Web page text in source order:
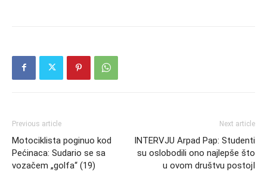
Previous article
Motociklista poginuo kod
Pećinaca: Sudario se sa
vozačem „golfa“ (19)
Next article
INTERVJU Arpad Pap: Studenti
su oslobodili ono najlepše što
u ovom društvu postojI